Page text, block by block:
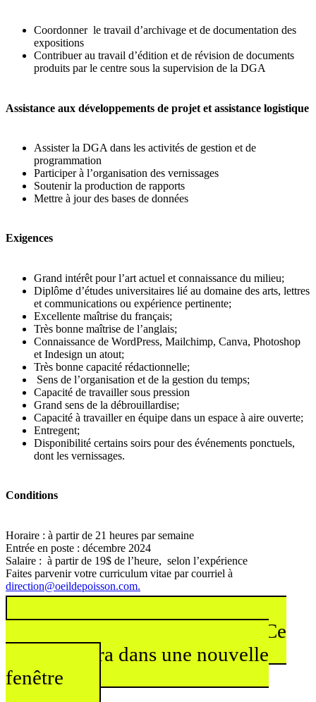
Coordonner le travail d’archivage et de documentation des
expositions
Contribuer au travail d’édition et de révision de documents
produits par le centre sous la supervision de la DGA
Assistance aux développements de projet et assistance logistique
Assister la DGA dans les activités de gestion et de
programmation
Participer à l’organisation des vernissages
Soutenir la production de rapports
Mettre à jour des bases de données
Exigences
Grand intérêt pour l’art actuel et connaissance du milieu;
Diplôme d’études universitaires lié au domaine des arts, lettres
et communications ou expérience pertinente;
Excellente maîtrise du français;
Très bonne maîtrise de l’anglais;
Connaissance de WordPress, Mailchimp, Canva, Photoshop
et Indesign un atout;
Très bonne capacité rédactionnelle;
Sens de l’organisation et de la gestion du temps;
Capacité de travailler sous pression
Grand sens de la débrouillardise;
Capacité à travailler en équipe dans un espace à aire ouverte;
Entregent;
Disponibilité certains soirs pour des événements ponctuels,
dont les vernissages.
Conditions
Horaire : à partir de 21 heures par semaine
Entrée en poste : décembre 2024
Salaire : à partir de 19$ de l’heure, selon l’expérience
Faites parvenir votre curriculum vitae par courriel à
direction@oeildepoisson.com.
Ce
lien s'ouvrira dans une nouvelle
fenêtre